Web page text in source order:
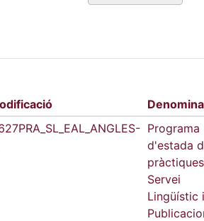
Programa
d'estada
Servei
Lingüístic